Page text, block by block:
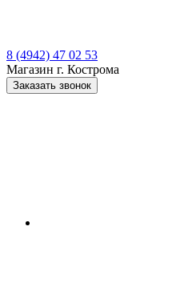
8 (4942) 47 02 53
Магазин г. Кострома
Заказать звонок